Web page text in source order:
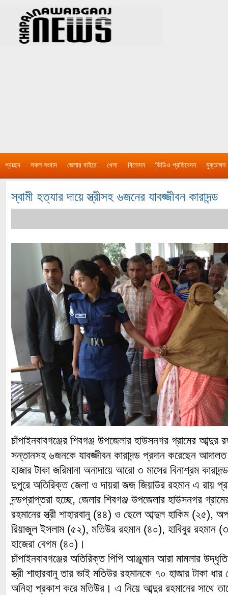
প্রচ্ছদ সকল সংবাদ জেলার বাইরে খেলা বিনোদন ভিডিও প্রতিবেদন মুক্তাঙ্গন
স্বামী হত্যার দায়ে স্ত্রীসহ ৬জনের যাবজ্জীবন কারাদন্ড
চাঁপাইনবাবগঞ্জের শিবগঞ্জ উপজেলার হাউসনগর গ্রামের আব্দুর
সন্তানসহ ৬জনকে যাবজ্জীবন কারাদন্ড প্রদান করেছেন
হাজার টাকা জরিমানা অনাদায়ে আরো ৩ মাসের বিনাশ্রম
দুপুরে অতিরিক্ত জেলা ও দায়রা জজ জিয়াউর রহমান এ রায়
দন্ডপ্রাপ্তরা হচ্ছে, জেলার শিবগঞ্জ উপজেলার হাউসনগর
রহমানের স্ত্রী শাহারবানু (৪৪) ও ছেলে আব্দুল হাকিম (২৫),
রিয়াজুল ইসলাম (৫২), মতিউর রহমান (৪০), হাবিবুর রহমান
হাজেরা বেগম (৪০)।
চাঁপাইনবাবগঞ্জের অতিরিক্ত পিপি আঞ্জুমান আরা মামলার
স্ত্রী শাহারবানু তার ভাই মতিউর রহমানকে ৭০ হাজার টাকা
অনিহা প্রকাশ করে মতিউর। এ নিয়ে আব্দুর রহমানের সাথে